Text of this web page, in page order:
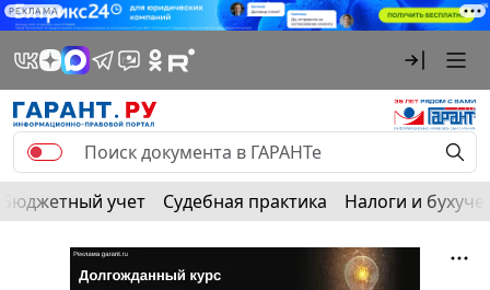
РЕКЛАМА
Бюджетный учет Судебная практика Налоги и